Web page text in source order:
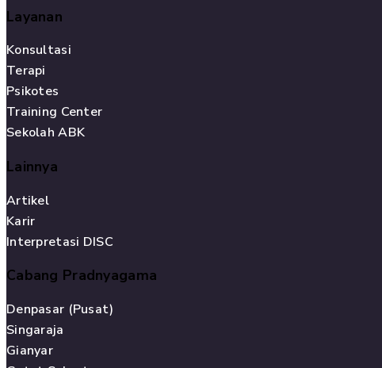
Layanan
Konsultasi
Terapi
Psikotes
Training Center
Sekolah ABK
Lainnya
Artikel
Karir
Interpretasi DISC
Cabang Pradnyagama
Denpasar (Pusat)
Singaraja
Gianyar